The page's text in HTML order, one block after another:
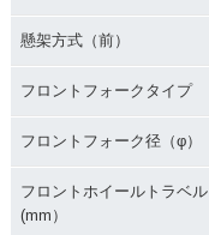
懸架方式（前）
フロントフォークタイプ
フロントフォーク径（φ）
フロントホイールトラベル
(mm）